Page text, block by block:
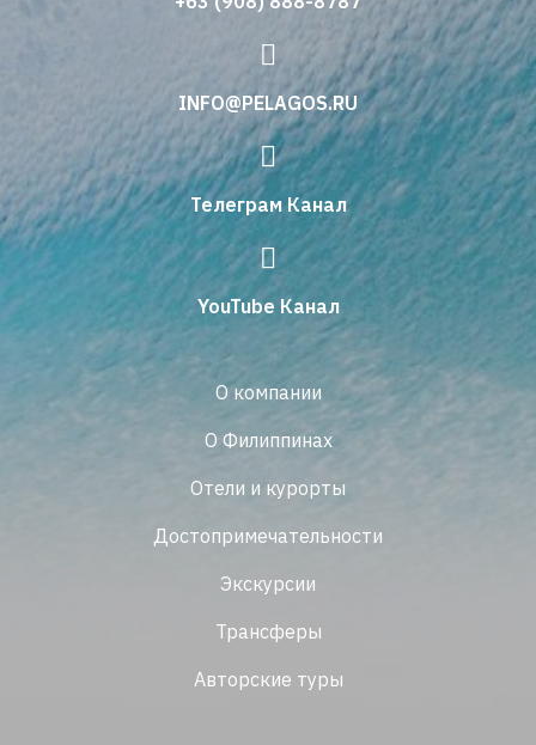
INFO@PELAGOS.RU
Телеграм Канал
YouTube Канал
О компании
О Филиппинах
Отели и курорты
Достопримечательности
Экскурсии
Трансферы
Авторские туры